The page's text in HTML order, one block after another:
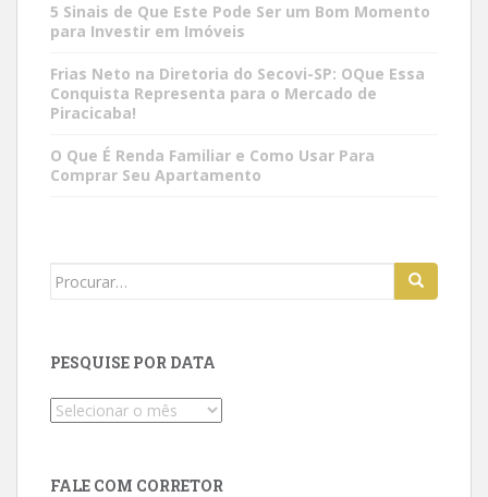
5 Sinais de Que Este Pode Ser um Bom Momento
para Investir em Imóveis
Frias Neto na Diretoria do Secovi-SP: OQue Essa
Conquista Representa para o Mercado de
Piracicaba!
O Que É Renda Familiar e Como Usar Para
Comprar Seu Apartamento
Search
PESQUISE POR DATA
Pesquise
FALE COM CORRETOR